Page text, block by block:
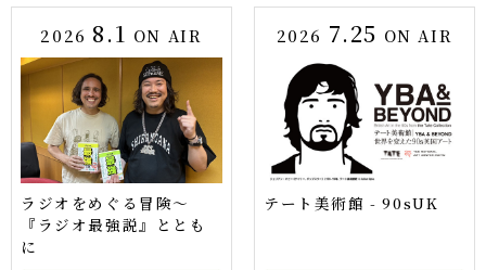
2026 8.1 ON AIR
ラジオをめぐる冒険～
『ラジオ最強説』ととも
に
2026 7.25 ON AIR
テート美術館 - 90sUK